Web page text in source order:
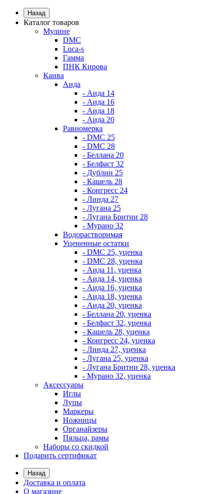
Назад
Каталог товаров
Мулине
DMC
Luca-s
Гамма
ПНК Кирова
Канва
Аида
- Аида 14
- Аида 16
- Аида 18
- Аида 20
Равномерка
- DMC 25
- DMC 28
- Беллана 20
- Белфаст 32
- Дублин 25
- Кашель 28
- Конгресс 24
- Линда 27
- Лугана 25
- Лугана Бритни 28
- Мурано 32
Водорастворимая
Уцененные остатки
- DMC 25, уценка
- DMC 28, уценка
- Аида 11, уценка
- Аида 14, уценка
- Аида 16, уценка
- Аида 18, уценка
- Аида 20, уценка
- Беллана 20, уценка
- Белфаст 32, уценка
- Кашель 28, уценка
- Конгресс 24, уценка
- Линда 27, уценка
- Лугана 25, уценка
- Лугана Бритни 28, уценка
- Мурано 32, уценка
Аксессуары
Иглы
Лупы
Маркеры
Ножницы
Органайзеры
Пяльца, рамы
Наборы со скидкой
Подарить сертификат
Назад
Доставка и оплата
О магазине